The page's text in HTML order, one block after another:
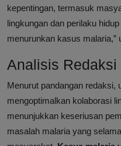
kepentingan, termasuk
lingkungan dan perilaku
menurunkan kasus malaria,”
Analisis Redaksi
Menurut pandangan redaksi,
mengoptimalkan kolaborasi
menunjukkan keseriusan
masalah malaria yang